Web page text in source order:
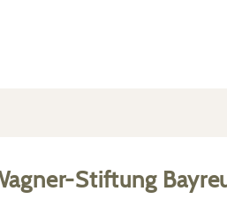
Stiftung